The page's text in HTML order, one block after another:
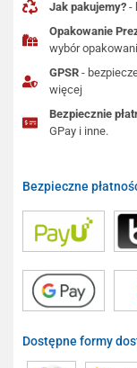
Jak pakujemy? -
Opakowanie
wybór
GPSR -
więcej
Bezpiecznie
GPay i inne.
Bezpieczne
Dostępne formy